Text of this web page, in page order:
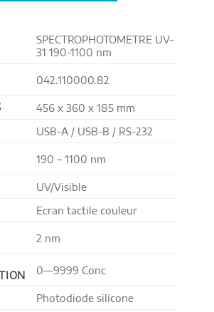
SPECTROPHOTOMETRE UV-
31 190-1100 nm
042.110000.82
456 x 360 x 185 mm
USB-A / USB-B / RS-232
190 – 1100 nm
UV/Visible
Ecran tactile couleur
2 nm
0—9999 Conc
Photodiode silicone